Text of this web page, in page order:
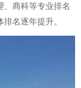
、商科等专业排名
名逐年提升。